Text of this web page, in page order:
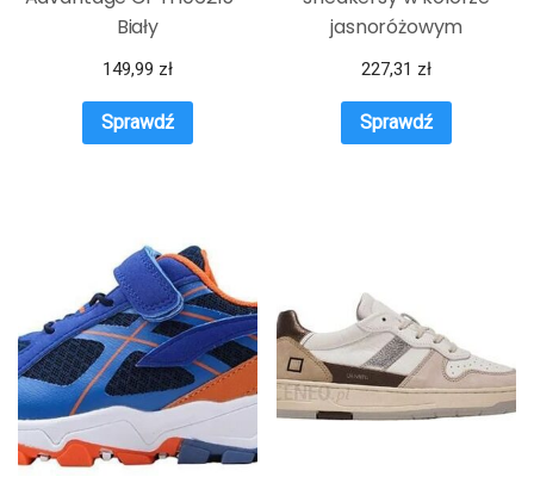
Biały
149,99 zł
Sprawdź
jasnoróżowym
227,31 zł
Sprawdź